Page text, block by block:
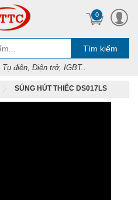
0
Tìm kiếm
Tụ điện, Điện trở, IGBT..
SÚNG HÚT THIẾC DS017LS